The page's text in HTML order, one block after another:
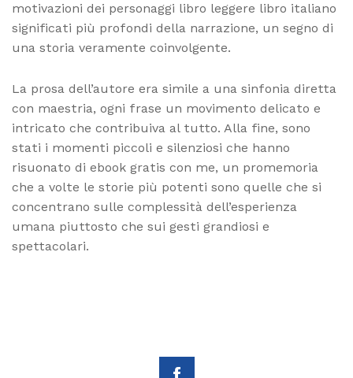
motivazioni dei personaggi libro leggere libro italiano
significati più profondi della narrazione, un segno di
una storia veramente coinvolgente.
La prosa dell’autore era simile a una sinfonia diretta
con maestria, ogni frase un movimento delicato e
intricato che contribuiva al tutto. Alla fine, sono
stati i momenti piccoli e silenziosi che hanno
risuonato di ebook gratis con me, un promemoria
che a volte le storie più potenti sono quelle che si
concentrano sulle complessità dell’esperienza
umana piuttosto che sui gesti grandiosi e
spettacolari.